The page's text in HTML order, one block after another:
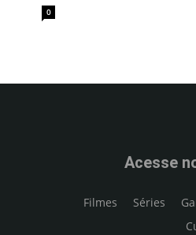
0
Acesse
Filmes Séries